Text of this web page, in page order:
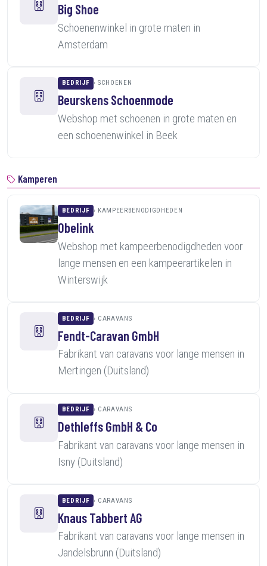
Big Shoe
Schoenenwinkel in grote maten in
Amsterdam
BEDRIJF SCHOENEN
Beurskens Schoenmode
Webshop met schoenen in grote maten en
een schoenenwinkel in Beek
Kamperen
BEDRIJF KAMPEERBENODIGDHEDEN
Obelink
Webshop met kampeerbenodigdheden voor
lange mensen en een kampeerartikelen in
Winterswijk
BEDRIJF CARAVANS
Fendt-Caravan GmbH
Fabrikant van caravans voor lange mensen in
Mertingen (Duitsland)
BEDRIJF CARAVANS
Dethleffs GmbH & Co
Fabrikant van caravans voor lange mensen in
Isny (Duitsland)
BEDRIJF CARAVANS
Knaus Tabbert AG
Fabrikant van caravans voor lange mensen in
Jandelsbrunn (Duitsland)